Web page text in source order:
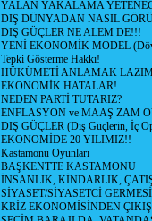
YALAN YAKALAMA
DIŞ DÜNYADAN NASIL
DIŞ GÜÇLER NE ALEM DE!!!
YENİ EKONOMİK MODEL
Tepki Gösterme Hakkı!
HÜKÜMETİ ANLAMAK
EKONOMİK HATALAR!
NEDEN PARTİ TUTARIZ?
ENFLASYON ve MAAŞ ZAM
DIŞ GÜÇLER (Dış Güçlerin, İç
EKONOMİDE 20 YILIMIZ!!
Kastamonu Oyunları
BAŞKENTTE KASTAMONU
İNSANLIK, KİNDARLIK,
SİYASET/SİYASETCİ
KRİZ EKONOMİSİNDEN ÇIKIŞ